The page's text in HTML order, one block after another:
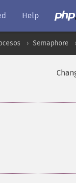
Help
Semaphore